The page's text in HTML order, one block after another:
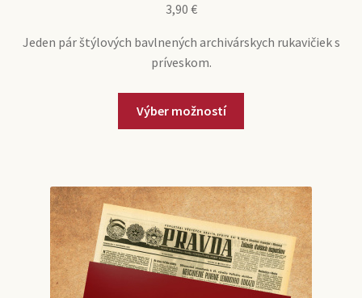
3,90 €
Jeden pár štýlových bavlnených archivárskych rukavičiek s
príveskom.
Výber možností
variantov.
Možnosti
si
môžete
vybrať
na